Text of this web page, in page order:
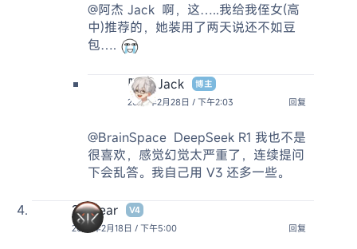
@阿杰 Jack 啊，这…..我给我侄女(高
中)推荐的，她装用了两天说还不如豆
包….
阿杰 Jack
博主
2025年2月28日 / 下午2:03
回复
@BrainSpace DeepSeek R1 我也不是
很喜欢，感觉幻觉太严重了，连续提问
下会乱答。我自己用 V3 还多一些。
2broear
V4
2025年2月18日 / 下午5:00
回复